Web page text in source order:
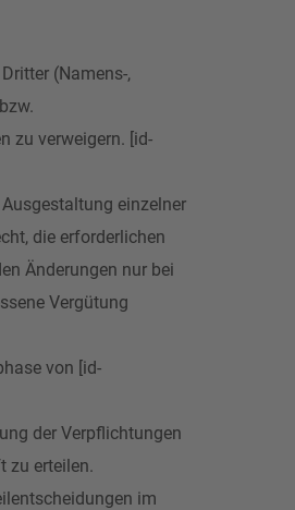
(Namens-,
zu verweigern. [id-
einzelner
die erforderlichen
Änderungen nur bei
Vergütung
von [id-
der Verpflichtungen
zu erteilen.
im